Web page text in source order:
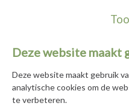
Deze website maakt
Deze website maakt gebruik
analytische cookies om de
te verbeteren.